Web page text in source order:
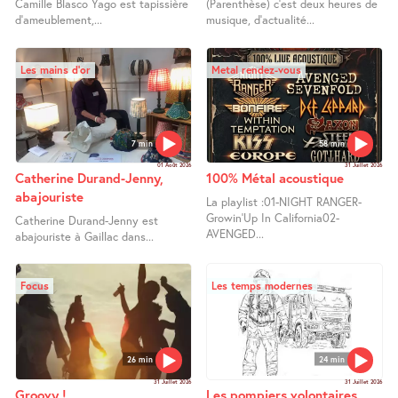
Camille Blasco Yago est tapissière
d’ameublement,...
(Parenthèse) c’est deux heures de
musique, d’actualité...
7 min
Les mains d’or
01 Août 2026
Catherine Durand-Jenny,
abajouriste
Catherine Durand-Jenny est
abajouriste à Gaillac dans...
58 min
Metal rendez-vous
31 Juillet 2026
100% Métal acoustique
La playlist :01-NIGHT RANGER-
Growin’Up In California02-
AVENGED...
26 min
Focus
31 Juillet 2026
Groovy !
24 min
Les temps modernes
31 Juillet 2026
Les pompiers volontaires